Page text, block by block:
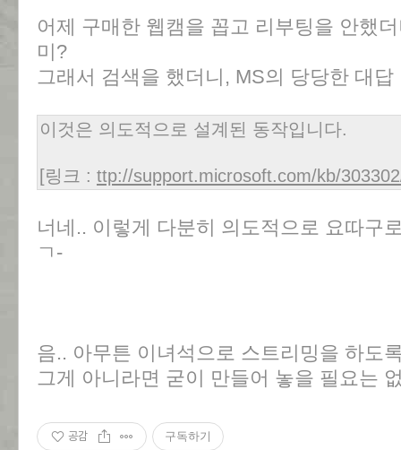
어제 구매한 웹캠을 꼽고 리부팅을 안했
미?
그래서 검색을 했더니, MS의 당당한 대답
이것은 의도적으로 설계된 동작입니다.
[링크 : ttp://support.microsoft.com/kb/
너네.. 이렇게 다분히 의도적으로 요따구
ㄱ-
음.. 아무튼 이녀석으로 스트리밍을 하도
그게 아니라면 굳이 만들어 놓을 필요는
공감 구독하기